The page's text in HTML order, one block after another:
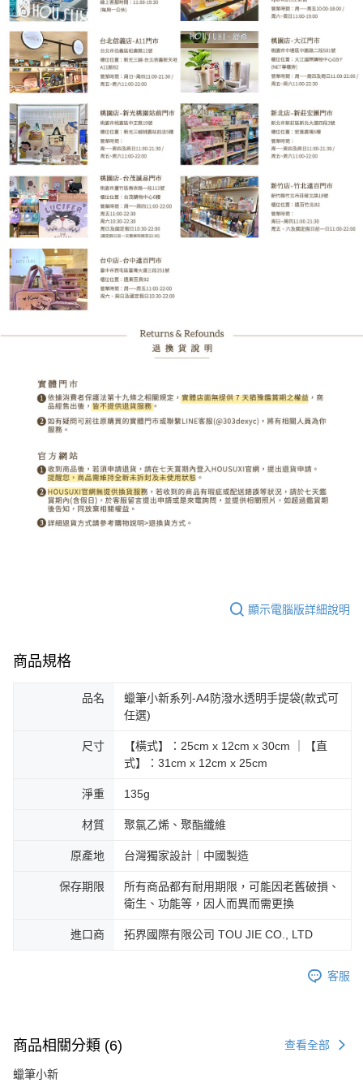
顯示電腦版詳細說明
商品規格
品名
蠟筆小新系列-A4防潑水透明手提袋(款式可
任選)
尺寸
【橫式】：25cm x 12cm x 30cm ｜【直
式】：31cm x 12cm x 25cm
淨重 135g
材質 聚氯乙烯、聚酯纖維
原產地 台灣獨家設計｜中國製造
保存期限
所有商品都有耐用期限，可能因老舊破損、
衛生、功能等，因人而異而需更換
進口商 拓界國際有限公司 TOU JIE CO., LTD
客服
商品相關分類 (6) 查看全部
蠟筆小新